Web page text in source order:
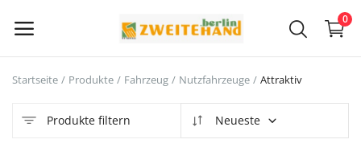
0
verkaufen
Startseite Produkte Fahrzeug Nutzfahrzeuge Attraktiv
Produkte filtern Neueste